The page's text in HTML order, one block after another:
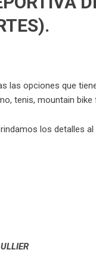
las opciones que
tenis, mountain
los detalles